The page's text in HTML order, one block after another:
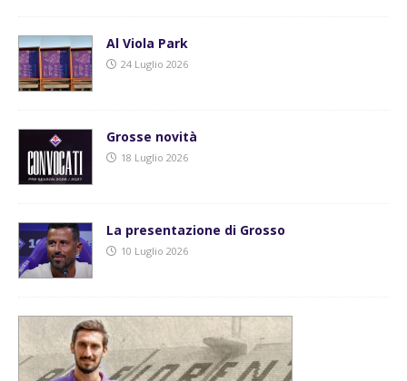
Al Viola Park
24 Luglio 2026
Grosse novità
18 Luglio 2026
La presentazione di Grosso
10 Luglio 2026